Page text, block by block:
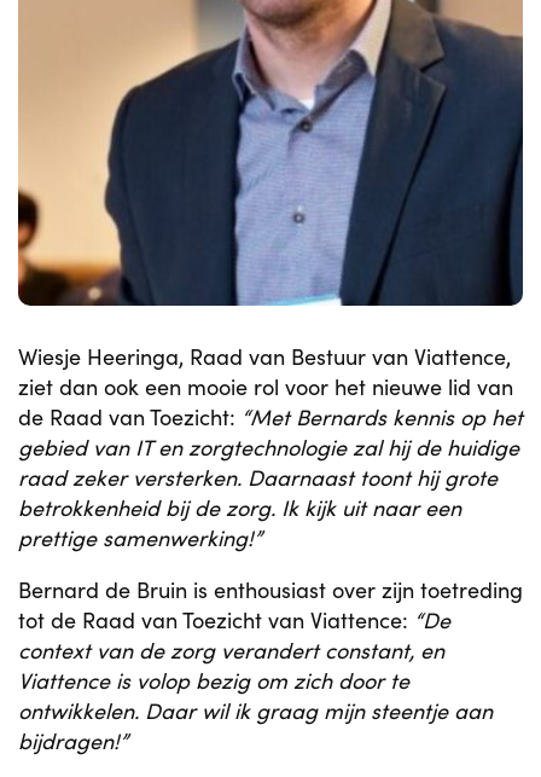
Wiesje Heeringa, Raad van Bestuur van Viattence,
ziet dan ook een mooie rol voor het nieuwe lid van
de Raad van Toezicht: “Met Bernards kennis op het
gebied van IT en zorgtechnologie zal hij de huidige
raad zeker versterken. Daarnaast toont hij grote
betrokkenheid bij de zorg. Ik kijk uit naar een
prettige samenwerking!”
Bernard de Bruin is enthousiast over zijn toetreding
tot de Raad van Toezicht van Viattence: “De
context van de zorg verandert constant, en
Viattence is volop bezig om zich door te
ontwikkelen. Daar wil ik graag mijn steentje aan
bijdragen!”